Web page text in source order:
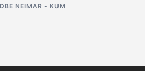
NEIMAR - KUM